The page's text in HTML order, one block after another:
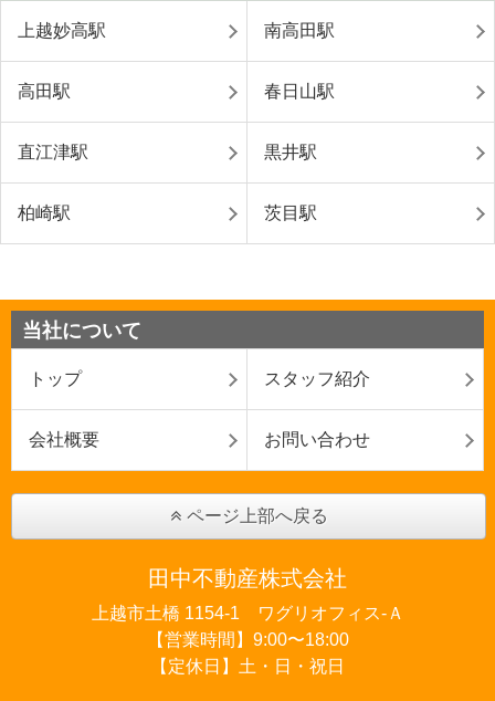
上越妙高駅 南高田駅
高田駅 春日山駅
直江津駅 黒井駅
柏崎駅 茨目駅
当社について
トップ スタッフ紹介
会社概要 お問い合わせ
ページ上部へ戻る
田中不動産株式会社
上越市土橋 1154-1 ワグリオフィス‐Ａ
【営業時間】9:00〜18:00
【定休日】土・日・祝日